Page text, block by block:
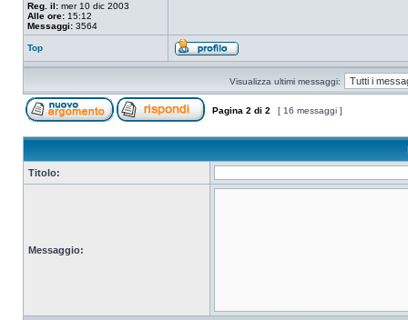
Reg. il: mer 10 dic 2003
Alle ore: 15:12
Messaggi: 3564
Top
Visualizza ultimi messaggi:
Pagina 2 di 2 [ 16 messaggi ]
Titolo:
Messaggio: